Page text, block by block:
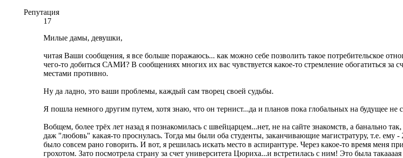
Репутация
17
Милые дамы, девушки,
читая Ваши сообщения, я все больше поражаюсь... как можно себе позволить такое потребительское
чего-то добиться САМИ? В сообщениях многих их вас чувствуется какое-то стремление обогатиться за
местами противно.
Ну да ладно, это ваши проблемы, каждый сам творец своей судьбы.
Я пошла немного другим путем, хотя знаю, что он тернист...да и планов пока глобальных на будущее
Вобщем, более трёх лет назад я познакомилась с швейцарцем...нет, не на сайте знакомств, а банально
даж "любовь" какая-то проснулась. Тогда мы были оба студенты, заканчивающие магистратуру, т.е. ему
было совсем рано говорить. И вот, я решилась искать место в аспирантуре. Через какое-то время меня
грохотом. Зато посмотрела страну за счет университета Цюриха...и встретилась с ним! Это была